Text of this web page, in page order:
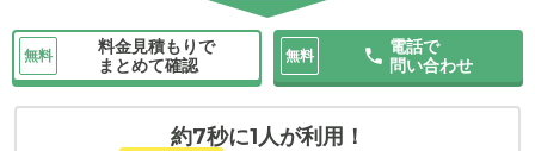
無料
料金見積もりで
まとめて確認
無料
電話で
問い合わせ
約7秒に1人が利用！